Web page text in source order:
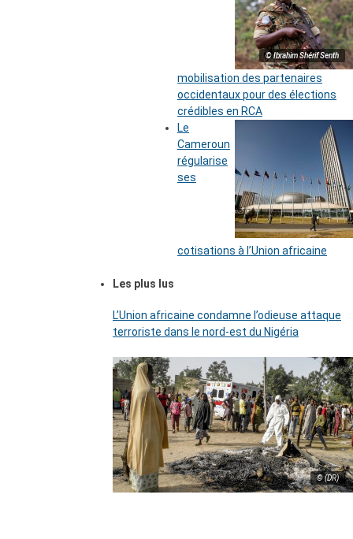
© Ibrahim Shérif Senth
mobilisation des partenaires
occidentaux pour des élections
crédibles en RCA
Le
Cameroun
régularise
ses
cotisations à l’Union africaine
Les plus lus
L’Union africaine condamne l’odieuse attaque
terroriste dans le nord-est du Nigéria
© (DR)